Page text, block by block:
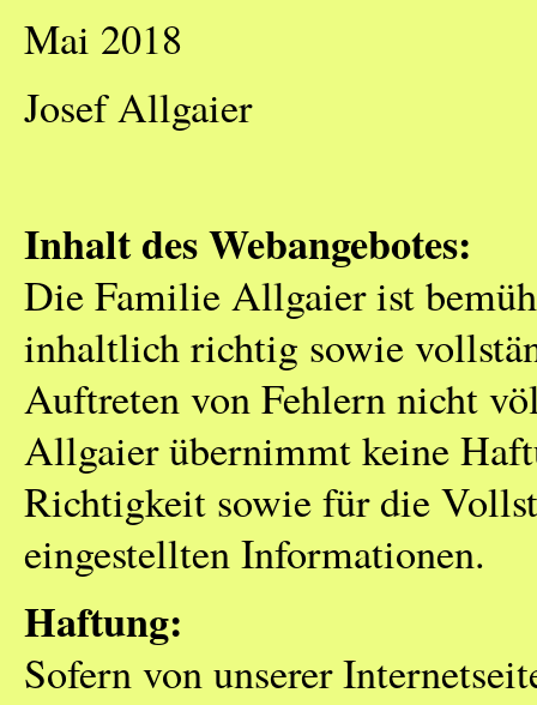
Mai 2018
Josef Allgaier
Inhalt des Webangebotes:
Die Familie Allgaier ist
inhaltlich richtig sowie
Auftreten von Fehlern nicht
Allgaier übernimmt keine
Richtigkeit sowie für die
eingestellten Informationen.
Haftung:
Sofern von unserer